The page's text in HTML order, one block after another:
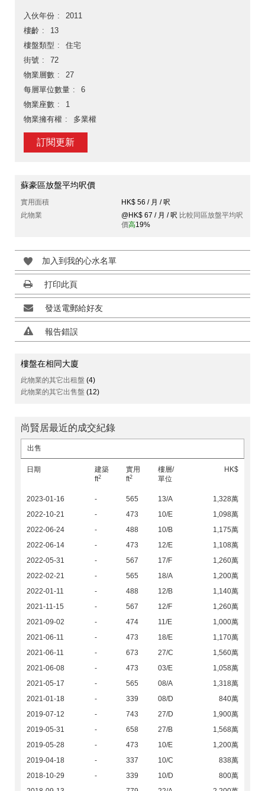
入伙年份
2011
樓齡
13
樓盤類型
住宅
街號
72
物業層數
27
每層單位數量
6
物業座數
1
物業擁有權
多業權
訂閱更新
蘇豪區放盤平均呎價
實用面積
HK$ 56 / 月 / 呎
此物業
@HK$ 67 / 月 / 呎 比較同區放盤平均呎
價高19%
加入到我的心水名單
打印此頁
發送電郵給好友
報告錯誤
樓盤在相同大廈
此物業的其它出租盤 (4)
此物業的其它出售盤 (12)
尚賢居最近的成交紀錄
出售
日期
建築
ft2
實用
ft2
樓層/
單位
HK$
2023-01-16 - 565 13/A
1,328萬
2022-10-21
- 473 10/E
1,098萬
2022-06-24
- 488 10/B
1,175萬
2022-06-14
- 473 12/E
1,108萬
2022-05-31
- 567 17/F
1,260萬
2022-02-21
- 565 18/A
1,200萬
2022-01-11
- 488 12/B
1,140萬
2021-11-15
- 567 12/F
1,260萬
2021-09-02
- 474 11/E
1,000萬
2021-06-11
- 473 18/E
1,170萬
2021-06-11
- 673 27/C
1,560萬
2021-06-08
- 473 03/E
1,058萬
2021-05-17
- 565 08/A
1,318萬
2021-01-18
- 339 08/D
840萬
2019-07-12
- 743 27/D
1,900萬
2019-05-31
- 658 27/B
1,568萬
2019-05-28
- 473 10/E
1,200萬
2019-04-18
- 337 10/C
838萬
2018-10-29
- 339 10/D
800萬